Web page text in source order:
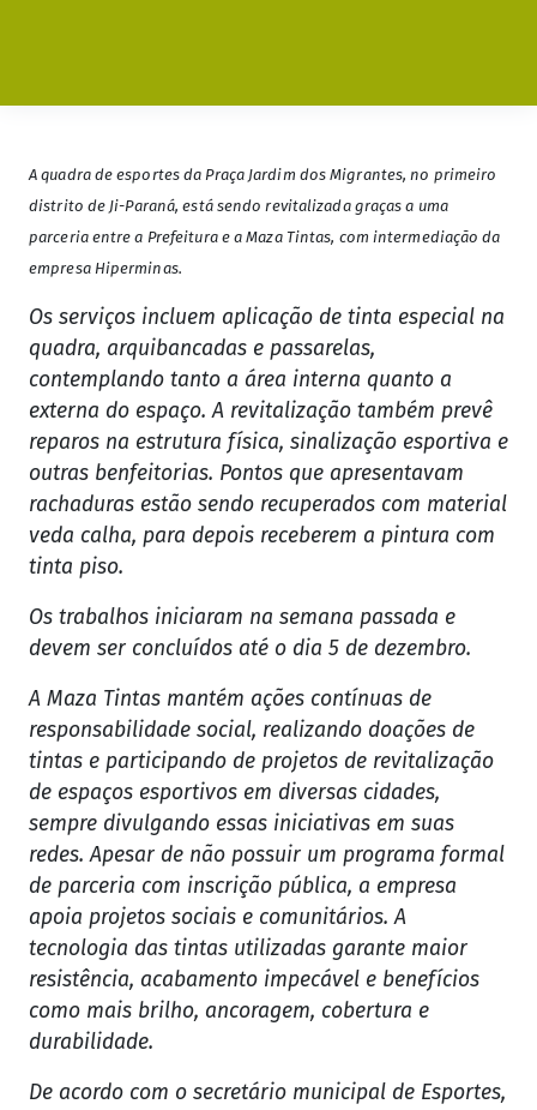
A quadra de esportes da Praça Jardim dos Migrantes, no primeiro
distrito de Ji-Paraná, está sendo revitalizada graças a uma
parceria entre a Prefeitura e a Maza Tintas, com intermediação da
empresa Hiperminas.
Os serviços incluem aplicação de tinta especial na
quadra, arquibancadas e passarelas,
contemplando tanto a área interna quanto a
externa do espaço. A revitalização também prevê
reparos na estrutura física, sinalização esportiva e
outras benfeitorias. Pontos que apresentavam
rachaduras estão sendo recuperados com material
veda calha, para depois receberem a pintura com
tinta piso.
Os trabalhos iniciaram na semana passada e
devem ser concluídos até o dia 5 de dezembro.
A Maza Tintas mantém ações contínuas de
responsabilidade social, realizando doações de
tintas e participando de projetos de revitalização
de espaços esportivos em diversas cidades,
sempre divulgando essas iniciativas em suas
redes. Apesar de não possuir um programa formal
de parceria com inscrição pública, a empresa
apoia projetos sociais e comunitários. A
tecnologia das tintas utilizadas garante maior
resistência, acabamento impecável e benefícios
como mais brilho, ancoragem, cobertura e
durabilidade.
De acordo com o secretário municipal de Esportes,